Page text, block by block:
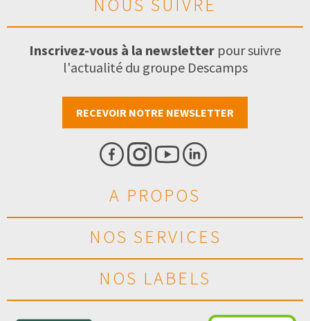
Inscrivez-vous à la newsletter pour suivre
l'actualité du groupe Descamps
RECEVOIR NOTRE NEWSLETTER
A PROPOS
NOS SERVICES
NOS LABELS